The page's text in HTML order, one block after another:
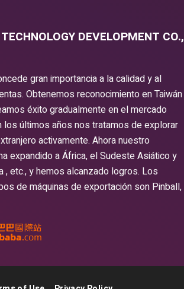
DEVELOPMENT CO.,
gran importancia a la calidad y al
Obtenemos reconocimiento en Taiwán
éxito gradualmente en el mercado
los últimos años nos tratamos de explorar
activamente. Ahora nuestro
expandido a África, el Sudeste Asiático y
, etc., y hemos alcanzado logros. Los
de máquinas de exportación son Pinball,